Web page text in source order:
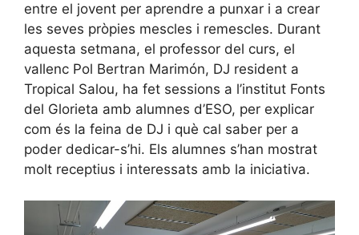
entre el jovent per aprendre a punxar i a crear
les seves pròpies mescles i remescles. Durant
aquesta setmana, el professor del curs, el
vallenc Pol Bertran Marimón, DJ resident a
Tropical Salou, ha fet sessions a l’institut Fonts
del Glorieta amb alumnes d’ESO, per explicar
com és la feina de DJ i què cal saber per a
poder dedicar-s’hi. Els alumnes s’han mostrat
molt receptius i interessats amb la iniciativa.